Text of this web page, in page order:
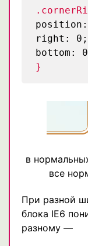
right: 0;
bottom: 0
}
в
все
При разной
блока IE6
разному —